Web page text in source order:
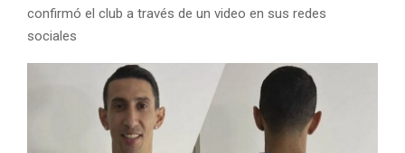
confirmó el club a través de un video en sus redes
sociales